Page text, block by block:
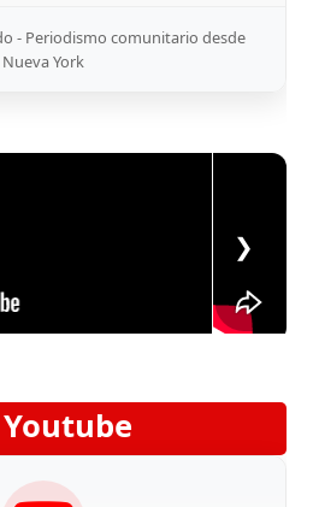
- Periodismo comunitario desde
Nueva York
❯